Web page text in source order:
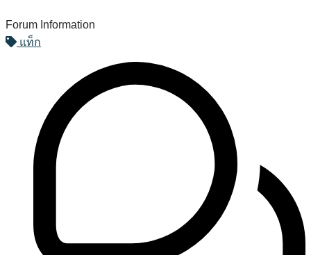
Forum Information
แท็ก